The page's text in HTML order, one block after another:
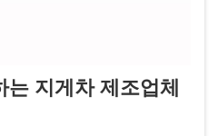
는 지게차 제조업체